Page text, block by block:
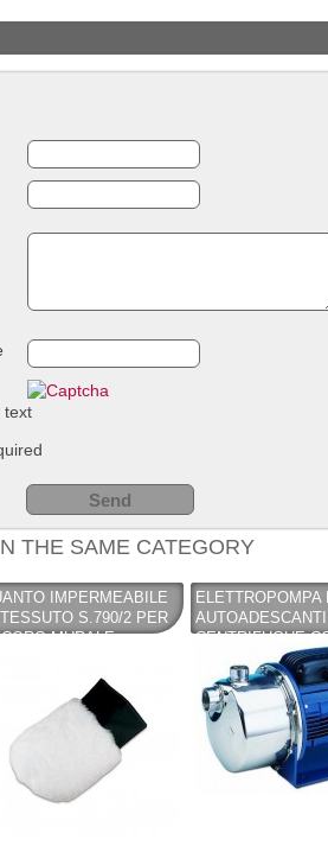
text
THE SAME CATEGORY
IMPERMEABILE
TESSUTO S.790/2 PER
MURALE
ELETTROPOMPA
AUTOADESCANTI
CENTRIFUGHE
EIETTORE
LOWARA -
NUOVO SC
REMOVER -